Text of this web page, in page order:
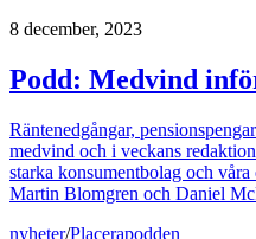
8 december, 2023
Podd: Medvind
Räntenedgångar,
medvind och i veckans
starka konsumentbolag och
Martin Blomgren och Daniel
nyheter/Placerapodden